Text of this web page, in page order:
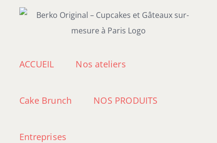
Passer
ACCUEIL Nos ateliers
Cake Brunch NOS PRODUITS
Entreprises